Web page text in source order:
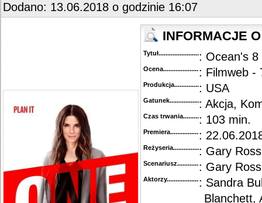
Dodano: 13.06.2018 o godzinie 16:07
INFORMACJE
Tytuł............................................
: Ocean's
Ocena.............................................
: Filmweb -
Produkcja.........................................
: USA
Gatunek...........................................
: Akcja,
Czas trwania......................................
: 103 min.
Premiera..........................................
:
Reżyseria........................................
: Gary Ross
Scenariusz........................................
: Gary
Aktorzy...........................................
: Sandra
Blanchett,